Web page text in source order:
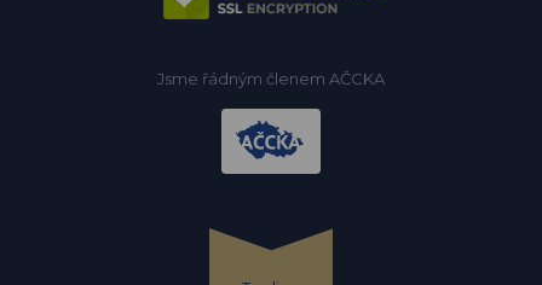
Jsme řádným členem AČCKA